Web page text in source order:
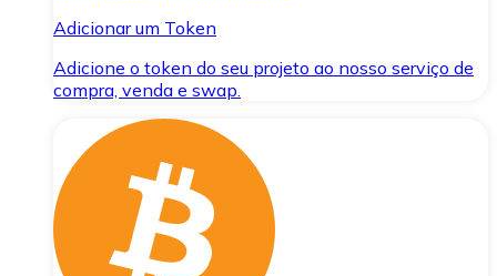
Adicionar um Token
Adicione o token do seu projeto ao nosso serviço de
compra, venda e swap.